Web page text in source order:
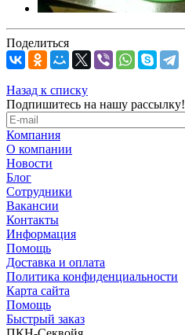
Поделиться
Назад к списку
Подпишитесь на нашу рассылку!
Компания
О компании
Новости
Блог
Сотрудники
Вакансии
Контакты
Информация
Помощь
Доставка и оплата
Политика конфиденциальности
Карта сайта
Помощь
Быстрый заказ